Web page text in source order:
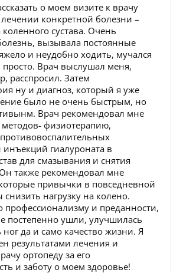
о моем визите к врачу
конкретной болезни –
коленного сустава. Очень
вызывала постоянные
и неудобно ходить, мучался
Врач выслушал меня,
расспросил. Затем
ну и диагноз, который я уже
было не очень быстрым, но
Врач рекомендовал мне
физиотерапию,
инъекций гиалуроната в
для смазывания и снятия
также рекомендовал мне
привычки в повседневной
нагрузку на колено.
профессионализму и преданности,
постепенно ушли, улучшилась
да и само качество жизни. Я
результатами лечения и
ортопеду за его
и заботу о моем здоровье!